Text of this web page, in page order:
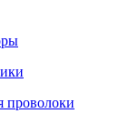
проволоки